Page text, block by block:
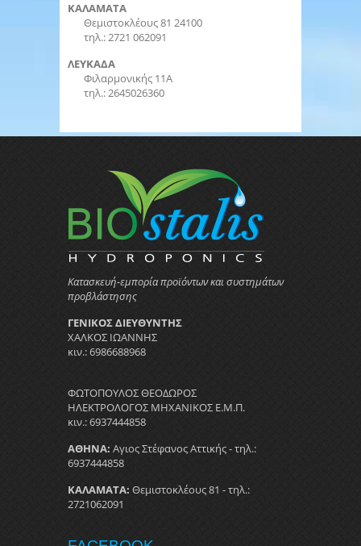
ΚΑΛΑΜΑΤΑ
Θεμιστοκλέους 81 24100
τηλ.: 2721 062091
ΛΕΥΚΑΔΑ
Φιλαρμονικής 11Α
τηλ.: 2645026360
Κατασκευή-εμπορία προϊόντων και συστημάτων
προβλάστησης
ΓΕΝΙΚΟΣ ΔΙΕΥΘΥΝΤΗΣ
ΧΑΛΚΟΣ ΙΩΑΝΝΗΣ
κιν.: 6986688968
ΦΩΤΟΠΟΥΛΟΣ ΘΕΟΔΩΡΟΣ
ΗΛΕΚΤΡΟΛΟΓΟΣ ΜΗΧΑΝΙΚΟΣ Ε.Μ.Π.
κιν.: 6937444858
ΑΘΗΝΑ: Αγιος Στέφανος Αττικής - τηλ.:
6937444858
ΚΑΛΑΜΑΤΑ: Θεμιστοκλέους 81 - τηλ.:
2721062091